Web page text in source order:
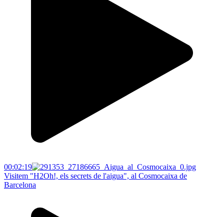
00:02:19
Visitem "H2Oh!, els secrets de l'aigua", al Cosmocaixa de
Barcelona